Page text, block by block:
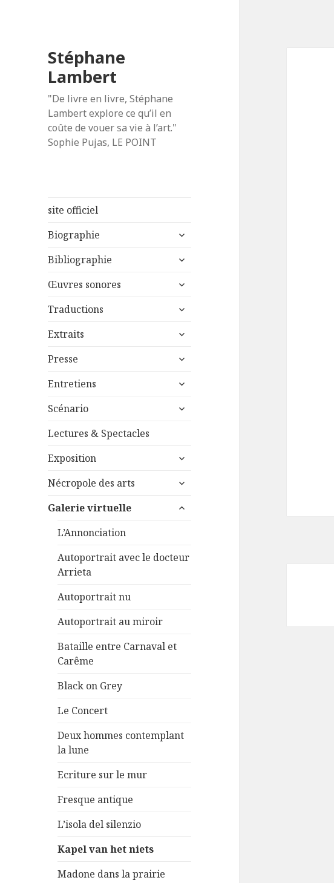
Stéphane
Lambert
"De livre en livre, Stéphane
Lambert explore ce qu’il en
coûte de vouer sa vie à l’art."
Sophie Pujas, LE POINT
site officiel
Biographie
ouvrir
sous-
Bibliographie
ouvrir
sous-
Œuvres sonores
ouvrir
sous-
Traductions
ouvrir
sous-
Extraits
ouvrir
sous-
Presse
ouvrir
sous-
Entretiens
ouvrir
sous-
Scénario
ouvrir
Lectures & Spectacles
Exposition
ouvrir
sous-
Nécropole des arts
ouvrir
sous-
Galerie virtuelle
ouvrir
L’Annonciation
Autoportrait avec le docteur
Arrieta
Autoportrait nu
Autoportrait au miroir
Bataille entre Carnaval et
Carême
Black on Grey
Le Concert
Deux hommes contemplant
la lune
Ecriture sur le mur
Fresque antique
L’isola del silenzio
Kapel van het niets
Madone dans la prairie